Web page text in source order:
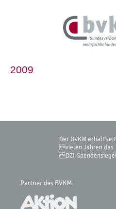
2009
Der BVKM erhält seit
vielen Jahren das
DZI-Spendensiegel
Partner des BVKM